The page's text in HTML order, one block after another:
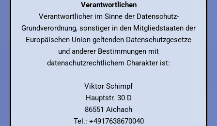
Verantwortlichen
Verantwortlicher im Sinne der Datenschutz-
Grundverordnung, sonstiger in den Mitgliedstaaten der
Europäischen Union geltenden Datenschutzgesetze
und anderer Bestimmungen mit
datenschutzrechtlichem Charakter ist:
Viktor Schimpf
Hauptstr. 30 D
86551 Aichach
Tel.: +4917638670040